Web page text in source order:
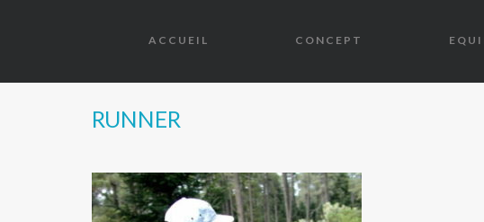
ACCUEIL CONCEPT
RUNNER